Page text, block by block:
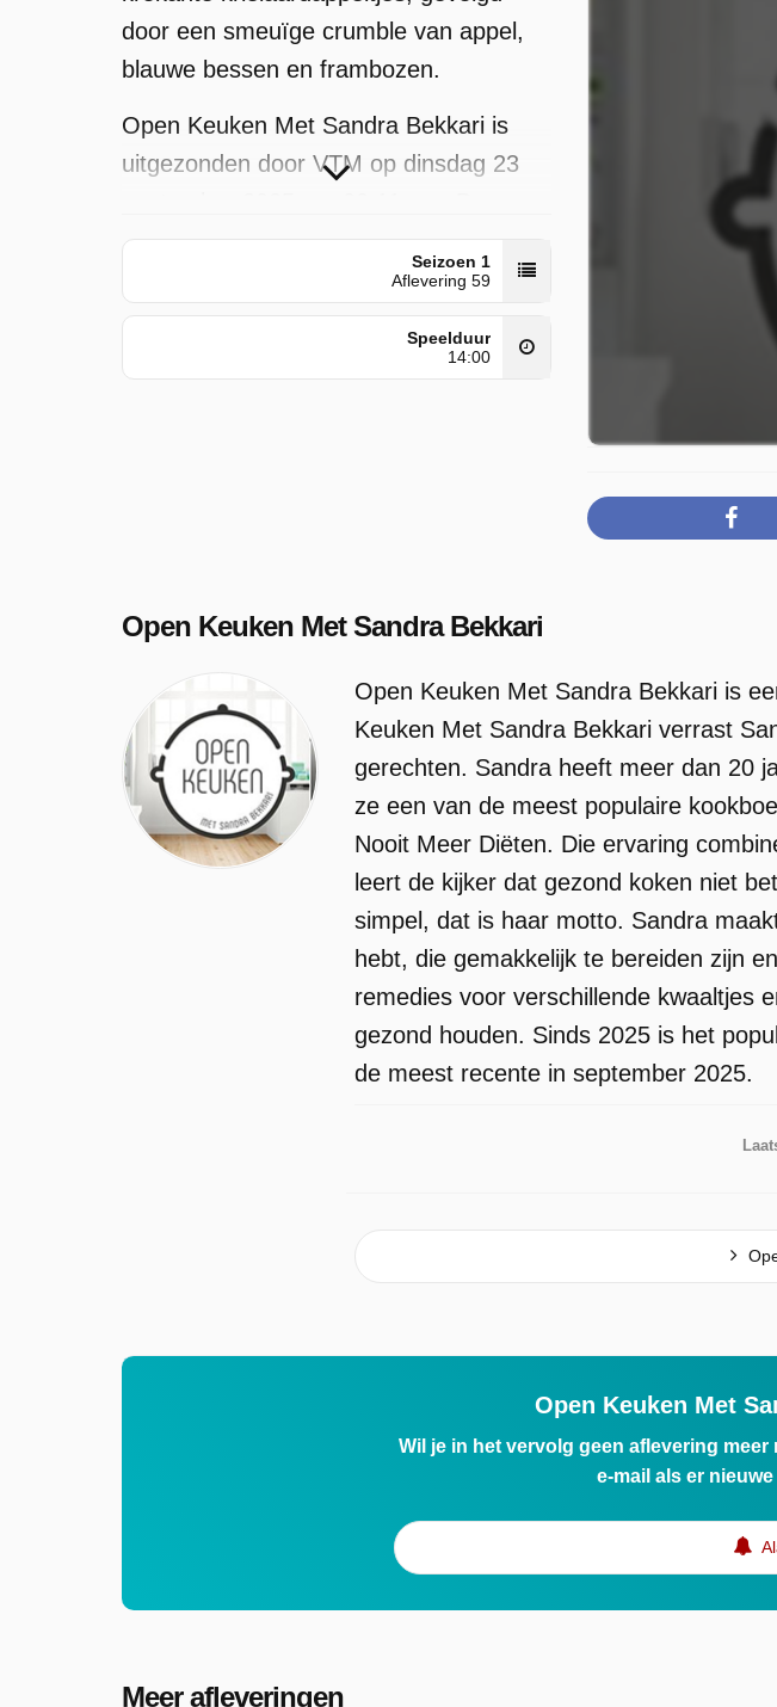
door een smeuïge crumble van appel,
blauwe bessen en frambozen.
Open Keuken Met Sandra Bekkari is
uitgezonden door VTM op dinsdag 23
aflevering is voor het eerst geplaatst op
Seizoen 1
Aflevering 59
Speelduur
14:00
Open Keuken Met Sandra Bekkari
Open Keuken Met Sandra Bekkari is
Keuken Met Sandra Bekkari verrast
gerechten. Sandra heeft meer dan 20
ze een van de meest populaire
Nooit Meer Diëten. Die ervaring
leert de kijker dat gezond koken niet
simpel, dat is haar motto. Sandra
hebt, die gemakkelijk te bereiden zijn
remedies voor verschillende kwaaltjes
gezond houden. Sinds 2025 is het
de meest recente in september 2025.
Open Keuken Met
Wil je in het vervolg geen aflevering
e-mail als er
Meer afleveringen